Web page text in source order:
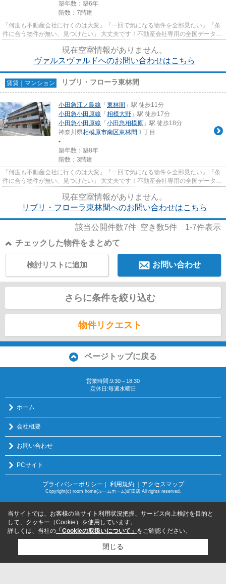
築年数：築6年
階数：7階建
『何度も不動産会社に行くのは大変』『一回で気になる物件を全部見たい』『条
件に合う物件が無い、見つけたい』 大丈夫です！不動産会社専用の全国データベ
現在空室情報がありません。
ヴァルスヴァルドへのお問い合わせはこちら
賃貸｜マンション リブリ・フローラ東林間
小田急江ノ島線 「 東林間 」駅 徒歩11分
小田急小田原線 「 相模大野 」駅 徒歩17分
小田急小田原線 「 小田急相模原 」駅 徒歩18分
神奈川県相模原市南区東林間 １丁目
-
築年数：築8年
階数：3階建
『何度も不動産会社に行くのは大変』『一回で気になる物件を全部見たい』『条
件に合う物件が無い、見つけたい』 大丈夫です！不動産会社専用の全国データベ
現在空室情報がありません。
リブリ・フローラ東林間へのお問い合わせはこちら
該当公開件数7件 空き数5件 1-7件表示
チェックした物件をまとめて
お問い合わせ
検討リストに追加
さらに条件を絞り込む
物件リクエスト
ページトップに戻る
営業時間:9:30～18:30
定休日:毎週水曜日
ホーム
会社概要
お問い合わせ
PCサイト
プライバシーポリシー ｜ 利用規約 ｜アクセスマップ
Copyright(c) room home(ルームホーム)町田店 All rights reserved.
当サイトでは、お客様の当サイト利用状況把握、サービス向上検討を目的と
して、クッキー（Cookie）を使用しています。
詳しくは、当社の 「Cookieの取扱いについて」 をご確認ください。
閉じる